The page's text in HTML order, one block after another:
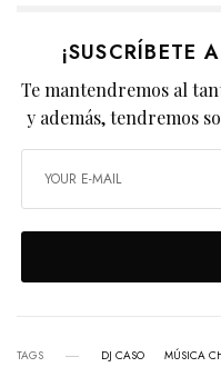
¡SUSCRÍBETE
Te mantendremos al
y además, tendremos
TAGS DJ CASO MÚSICA